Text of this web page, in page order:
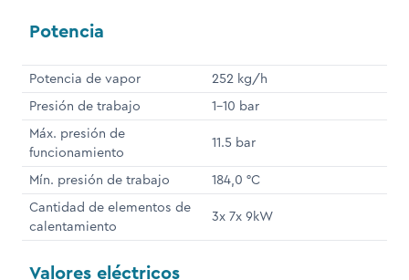
Potencia
Potencia de vapor
252 kg/h
Presión de trabajo
1-10 bar
Máx. presión de
funcionamiento
11.5 bar
Mín. presión de trabajo
184,0 °C
Cantidad de elementos de
calentamiento
3x 7x 9kW
Valores eléctricos